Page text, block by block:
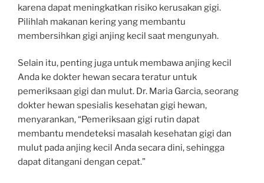
karena dapat meningkatkan risiko kerusakan gigi.
Pilihlah makanan kering yang membantu
membersihkan gigi anjing kecil saat mengunyah.
Selain itu, penting juga untuk membawa anjing kecil
Anda ke dokter hewan secara teratur untuk
pemeriksaan gigi dan mulut. Dr. Maria Garcia, seorang
dokter hewan spesialis kesehatan gigi hewan,
menyarankan, “Pemeriksaan gigi rutin dapat
membantu mendeteksi masalah kesehatan gigi dan
mulut pada anjing kecil Anda secara dini, sehingga
dapat ditangani dengan cepat.”